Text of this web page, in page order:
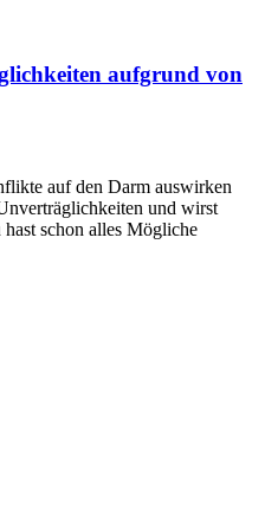
aufgrund von
auf den Darm auswirken
und wirst
schon alles Mögliche